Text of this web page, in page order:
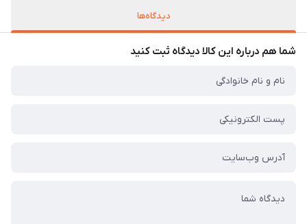
دیدگاه‌ها
شما هم درباره این کالا دیدگاه ثبت کنید